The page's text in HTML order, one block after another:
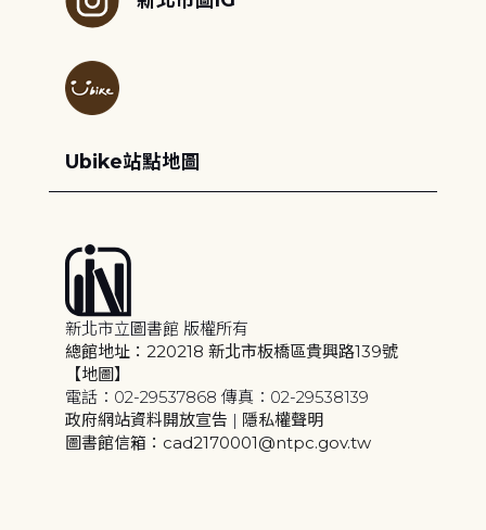
Ubike站點地圖
新北市立圖書館 版權所有
總館地址：220218 新北市板橋區貴興路139號
【地圖】
電話：02-29537868 傳真：02-29538139
政府網站資料開放宣告 | 隱私權聲明
圖書館信箱：cad2170001@ntpc.gov.tw